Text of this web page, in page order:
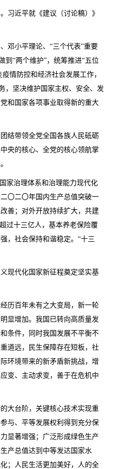
习近平就《建议（讨论稿）》
邓小平理论、“三个代表”重要
到“两个维护”，统筹推进“五位
情防控和经济社会发展工作，
，坚决维护国家主权、安全、发
和国家各项事业取得新的重大
结带领全党全国各族人民砥砺
央的核心、全党的核心领航掌
家治理体系和治理能力现代化
〇二〇年国内生产总值突破一
善；对外开放持续扩大，共建
过十三亿人，基本养老保险覆
，社会保持和谐稳定。“十三
现代化国家新征程奠定坚实基
历百年未有之大变局，新一轮
显增加。我国已转向高质量发
条件，同时我国发展不平衡不
道远，民生保障存在短板，社
环境带来的新矛盾新挑战，增
变、主动求变，善于在危机中
大台阶，关键核心技术实现重
与、平等发展权利得到充分保
显著增强；广泛形成绿色生产
产总值达到中等发达国家水
；人民生活更加美好，人的全